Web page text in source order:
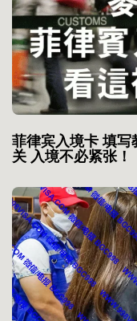
菲律宾入境卡 填
关 入境不必紧张！